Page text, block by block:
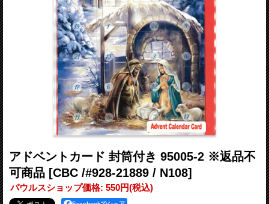
アドベントカード 封筒付き 95005-2 ※返品不
可商品 [CBC /#928-21889 / N108]
パウルスショップ価格: 550円(税込)